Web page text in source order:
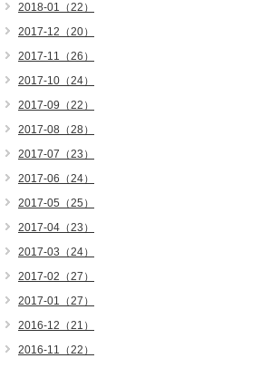
2018-01（22）
2017-12（20）
2017-11（26）
2017-10（24）
2017-09（22）
2017-08（28）
2017-07（23）
2017-06（24）
2017-05（25）
2017-04（23）
2017-03（24）
2017-02（27）
2017-01（27）
2016-12（21）
2016-11（22）